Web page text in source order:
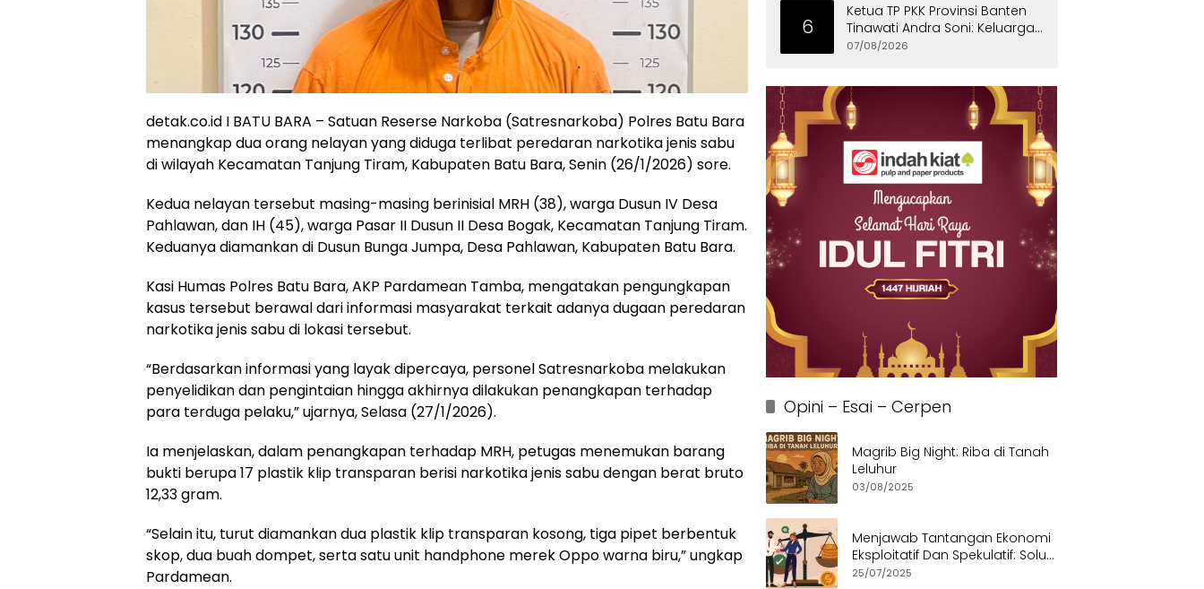
detak.co.id I BATU BARA – Satuan Reserse Narkoba (Satresnarkoba) Polres Batu Bara
menangkap dua orang nelayan yang diduga terlibat peredaran narkotika jenis sabu
di wilayah Kecamatan Tanjung Tiram, Kabupaten Batu Bara, Senin (26/1/2026) sore.
Kedua nelayan tersebut masing-masing berinisial MRH (38), warga Dusun IV Desa
Pahlawan, dan IH (45), warga Pasar II Dusun II Desa Bogak, Kecamatan Tanjung Tiram.
Keduanya diamankan di Dusun Bunga Jumpa, Desa Pahlawan, Kabupaten Batu Bara.
Kasi Humas Polres Batu Bara, AKP Pardamean Tamba, mengatakan pengungkapan
kasus tersebut berawal dari informasi masyarakat terkait adanya dugaan peredaran
narkotika jenis sabu di lokasi tersebut.
“Berdasarkan informasi yang layak dipercaya, personel Satresnarkoba melakukan
penyelidikan dan pengintaian hingga akhirnya dilakukan penangkapan terhadap
para terduga pelaku,” ujarnya, Selasa (27/1/2026).
Ia menjelaskan, dalam penangkapan terhadap MRH, petugas menemukan barang
bukti berupa 17 plastik klip transparan berisi narkotika jenis sabu dengan berat bruto
12,33 gram.
“Selain itu, turut diamankan dua plastik klip transparan kosong, tiga pipet berbentuk
skop, dua buah dompet, serta satu unit handphone merek Oppo warna biru,” ungkap
Pardamean.
6
Ketua TP PKK Provinsi Banten
Tinawati Andra Soni: Keluarga
Adalah Sekolah Pertama
07/08/2026
Opini – Esai – Cerpen
Magrib Big Night: Riba di Tanah
Leluhur
03/08/2025
Menjawab Tantangan Ekonomi
Eksploitatif Dan Spekulatif: Solusi
Etis dan Berkeadilan
25/07/2025